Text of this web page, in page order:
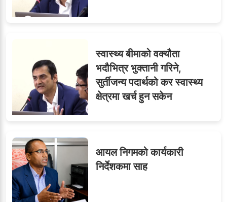
स्वास्थ्य बीमाको वक्यौता
भदौभित्र भुक्तानी गरिने,
सुर्तीजन्य पदार्थको कर स्वास्थ्य
क्षेत्रमा खर्च हुन सकेन
आयल निगमको कार्यकारी
निर्देशकमा साह